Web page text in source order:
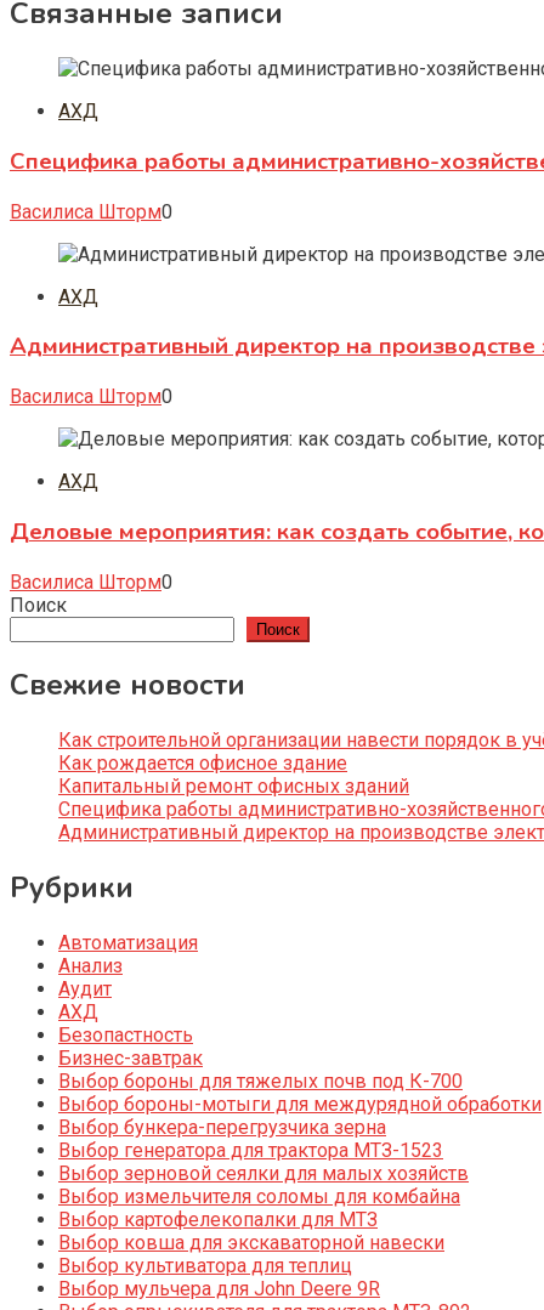
Связанные записи
АХД
Специфика работы административно-
Василиса Шторм0
АХД
Административный директор на производстве
Василиса Шторм0
АХД
Деловые мероприятия: как создать событие,
Василиса Шторм0
Поиск
Поиск
Свежие новости
Как строительной организации навести порядок в
Как рождается офисное здание
Капитальный ремонт офисных зданий
Специфика работы административно-
Административный директор на производстве
Рубрики
Автоматизация
Анализ
Аудит
АХД
Безопастность
Бизнес-завтрак
Выбор бороны для тяжелых почв под К-700
Выбор бороны-мотыги для междурядной обработки
Выбор бункера-перегрузчика зерна
Выбор генератора для трактора МТЗ-1523
Выбор зерновой сеялки для малых хозяйств
Выбор измельчителя соломы для комбайна
Выбор картофелекопалки для МТЗ
Выбор ковша для экскаваторной навески
Выбор культиватора для теплиц
Выбор мульчера для John Deere 9R